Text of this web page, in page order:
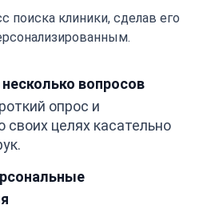
поиска клиники, сделав его
вопросов
опрос и
своих целях касательно